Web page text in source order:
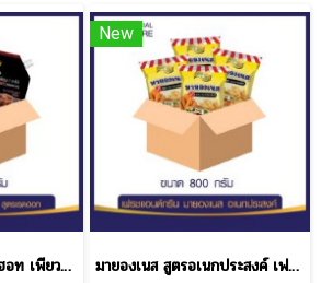
ซอสเคลือบไก่สูตรเรดฮอท เพียวฟู้ดส์ 800 กรัม ราคาส่ง
New
มายองเนส สูตรอเนกประสงค์ เฟรช & กรีน 10 ลัง แถม 2 ลัง